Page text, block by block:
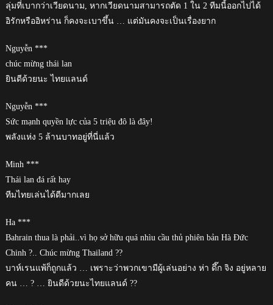
ลุ่มที่เบากว่าเวียดนาม, หากเวียดนามสามารถตัด 1 ใน 2 ทีมนี้ออกไปได้
อิรักหรืออิหร่าน ก็คงจะเบาขึ้น … แต่มันคงจะเป็นเรื่องยาก
Nguyễn ***
chúc mừng thái lan
ยินดีด้วยนะ ไทยแลนด์
Nguyễn ***
Sức mạnh quyền lực của 5 triệu đô là đây!
พลังแห่ง 5 ล้านบาทอยู่ที่นี่แล้ว
Minh ***
Thái lan đá rất hay
ทีมไทยเล่นได้ดีมากเลย
Ha ***
Bahrain thua là phải..vì họ sở hữu quá nhìu cầu thủ phiên bản Hà Đức
Chinh ?.. Chúc mừng Thailand ??
บาห์เรนแพ้ก็ถูกแล้ว … เพราะว่าพวกเขามีผู้เล่นอย่าง ห่า ดึ๊ก จิง อยู่หลาย
คน … ? … ยินดีด้วยนะไทยแลนด์ ??